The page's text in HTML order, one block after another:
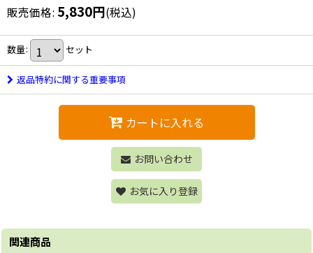
販売価格: 5,830円(税込)
数量: セット
返品特約に関する重要事項
カートに入れる
お問い合わせ
お気に入り登録
関連商品